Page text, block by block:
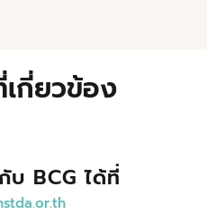
กี่ยวข้อง
บ BCG ได้ที่